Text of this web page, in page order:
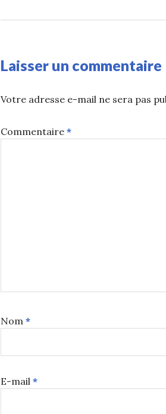
Laisser un commentaire
Votre adresse e-mail ne sera pas
Commentaire *
Nom *
E-mail *